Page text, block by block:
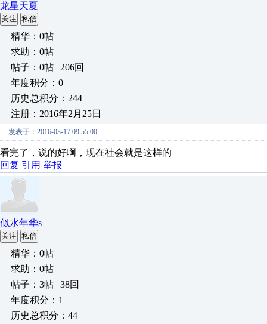
龙星天夏
关注 私信
精华：0帖
求助：0帖
帖子：0帖 | 206回
年度积分：0
历史总积分：244
注册：2016年2月25日
发表于：2016-03-17 09:55:00
看完了，说的好啊，现在社会就是这样的
回复 引用 举报
似水年华s
关注 私信
精华：0帖
求助：0帖
帖子：3帖 | 38回
年度积分：1
历史总积分：44